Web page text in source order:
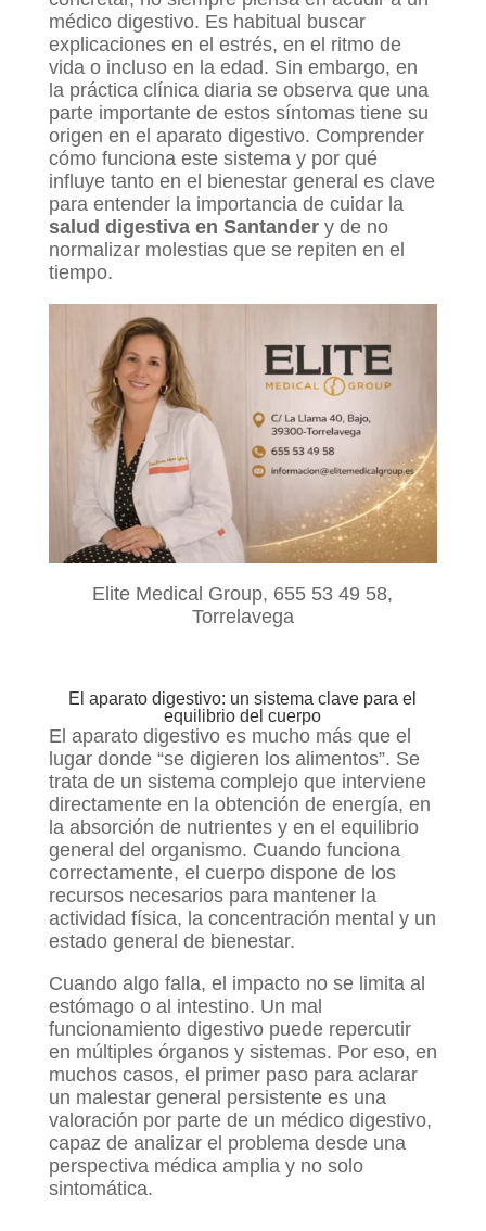
médico digestivo. Es habitual buscar
explicaciones en el estrés, en el ritmo de
vida o incluso en la edad. Sin embargo, en
la práctica clínica diaria se observa que una
parte importante de estos síntomas tiene su
origen en el aparato digestivo. Comprender
cómo funciona este sistema y por qué
influye tanto en el bienestar general es clave
para entender la importancia de cuidar la
salud digestiva en Santandery de no
normalizar molestias que se repiten en el
tiempo.
Elite Medical Group, 655 53 49 58,
Torrelavega
El aparato digestivo: un sistema clave para el
equilibrio del cuerpo
El aparato digestivo es mucho más que el
lugar donde “se digieren los alimentos”. Se
trata de un sistema complejo que interviene
directamente en la obtención de energía, en
la absorción de nutrientes y en el equilibrio
general del organismo. Cuando funciona
correctamente, el cuerpo dispone de los
recursos necesarios para mantener la
actividad física, la concentración mental y un
estado general de bienestar.
Cuando algo falla, el impacto no se limita al
estómago o al intestino. Un mal
funcionamiento digestivo puede repercutir
en múltiples órganos y sistemas. Por eso, en
muchos casos, el primer paso para aclarar
un malestar general persistente es una
valoración por parte de un médico digestivo,
capaz de analizar el problema desde una
perspectiva médica amplia y no solo
sintomática.